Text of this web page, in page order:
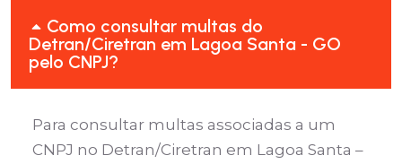
Como consultar multas do
Detran/Ciretran em Lagoa Santa - GO
pelo CNPJ?
Para consultar multas associadas a um
CNPJ no Detran/Ciretran em Lagoa Santa –